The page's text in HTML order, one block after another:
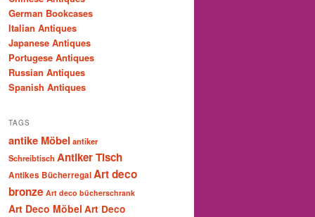
German Bookcases
Italian Antiques
Japanese Antiques
Portugese Antiques
Russian Antiques
Spanish Antiques
TAGS
antike Möbel antiker
Schreibtisch Antiker Tisch
Antikes BücherregalArt deco
bronze Art deco bücherschrank
Art Deco Möbel Art Deco